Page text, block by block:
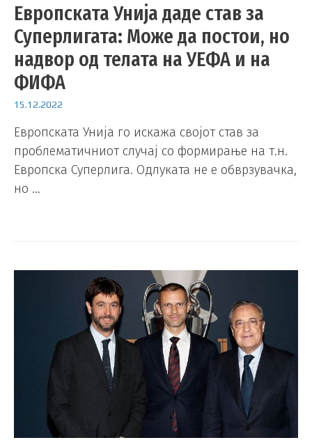
Европската Унија даде став за
Суперлигата: Може да постои, но
надвор од телата на УЕФА и на
ФИФА
15.12.2022
Европската Унија го искажа својот став за
проблематичниот случај со формирање на т.н.
Европска Суперлига. Одлуката не е обврзувачка,
но …